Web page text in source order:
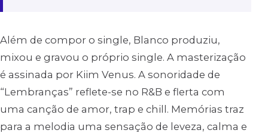
Além de compor o single, Blanco produziu,
mixou e gravou o próprio single. A masterização
é assinada por Kiim Venus. A sonoridade de
“Lembranças” reflete-se no R&B e flerta com
uma canção de amor, trap e chill. Memórias traz
para a melodia uma sensação de leveza, calma e